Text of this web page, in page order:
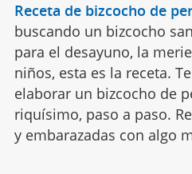
Receta de bizcocho de
buscando un bizcocho
para el desayuno, la
niños, esta es la receta.
elaborar un bizcocho de
riquísimo, paso a paso.
y embarazadas con algo